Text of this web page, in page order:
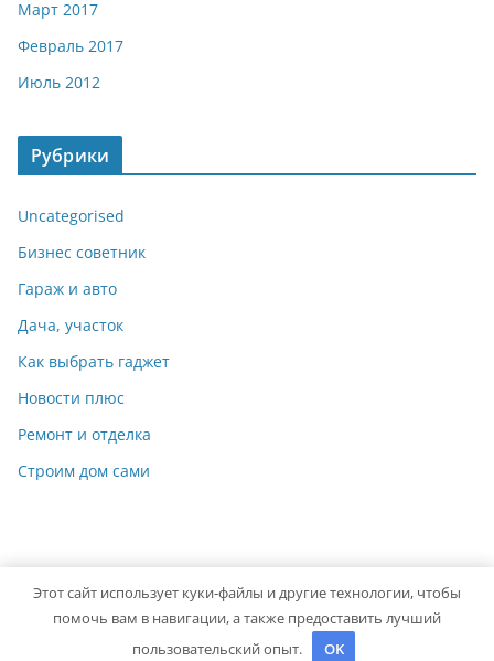
Март 2017
Февраль 2017
Июль 2012
Рубрики
Uncategorised
Бизнес советник
Гараж и авто
Дача, участок
Как выбрать гаджет
Новости плюс
Ремонт и отделка
Строим дом сами
Copyright © 2026 Идеальный ремонт. Powered byColorMag
Этот сайт использует куки-файлы и другие технологии, чтобы
помочь вам в навигации, а также предоставить лучший
пользовательский опыт.
OK